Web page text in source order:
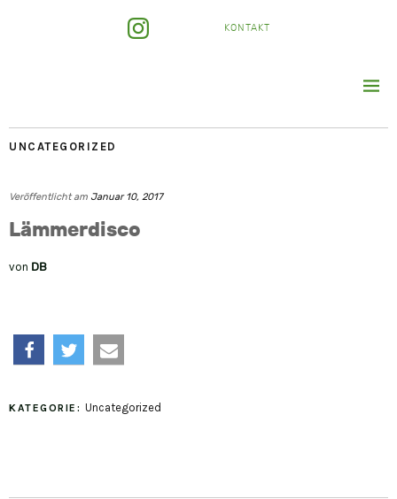
KONTAKT
UNCATEGORIZED
Veröffentlicht am Januar 10, 2017
Lämmerdisco
von DB
mail
KATEGORIE: Uncategorized